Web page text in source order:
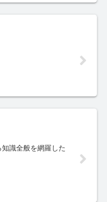
識全般を網羅した